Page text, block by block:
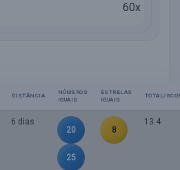
60x
DISTÂNCIA
NÚMEROS
IGUAIS
ESTRELAS
IGUAIS
TOTAL/
6 dias
20
25
8
13.4